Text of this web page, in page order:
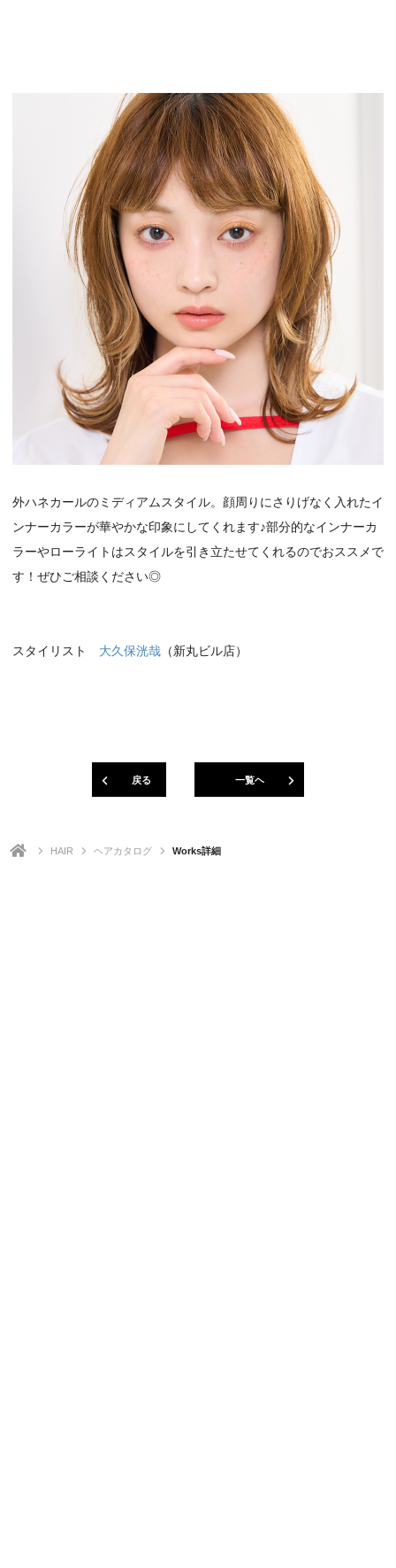
外ハネカールのミディアムスタイル。顔周りにさりげなく入れたイ
ンナーカラーが華やかな印象にしてくれます♪部分的なインナーカ
ラーやローライトはスタイルを引き立たせてくれるのでおススメで
す！ぜひご相談ください◎
スタイリスト 大久保洸哉 （新丸ビル店）
戻る 一覧ヘ
HAIR ヘアカタログ Works詳細